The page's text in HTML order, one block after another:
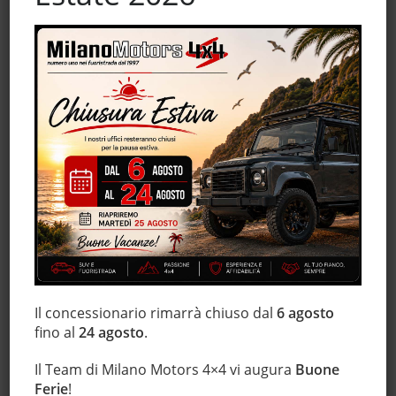
Freno di stazionamento elettrico
Hill holder
Immobilizzatore elettronico
Interni in pelle
Isofix
Leve al volante
Luci diurne
Luci diurne LED
Marmitta catalitica
Monitoraggio pressione pneumatici
MP3
Pacchetto sportivo
Schermo multifunzione interamente digitale
Sedile posteriore sdoppiato
Sensore di luce
Il concessionario rimarrà chiuso dal6 agosto
fino al24 agosto.
Il Team di Milano Motors 4×4 vi augura Buone
Ferie!